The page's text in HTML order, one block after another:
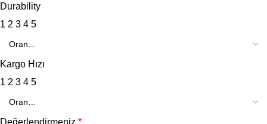
Durability
1 2 3 4 5
Kargo Hızı
1 2 3 4 5
Değerlendirmeniz *